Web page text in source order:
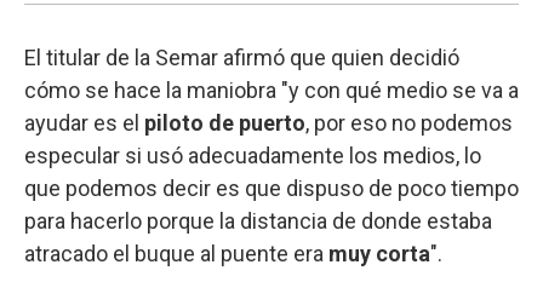
El titular de la Semar afirmó que quien decidió
cómo se hace la maniobra "y con qué medio se va a
ayudar es el piloto de puerto, por eso no podemos
especular si usó adecuadamente los medios, lo
que podemos decir es que dispuso de poco tiempo
para hacerlo porque la distancia de donde estaba
atracado el buque al puente era muy corta".